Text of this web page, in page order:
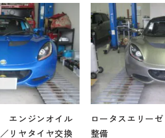
エンジンオイル
リヤタイヤ交換
ロータスエリー
整備